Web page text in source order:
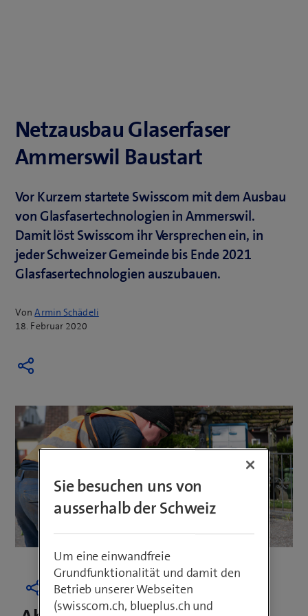
Netzausbau Glaserfaser
Ammerswil Baustart
Vor Kurzem startete Swisscom mit dem Ausbau
von Glasfasertechnologien in Ammerswil.
Damit löst Swisscom ihr Versprechen ein, in
jeder Schweizer Gemeinde bis Ende 2021
Glasfasertechnologien auszubauen.
VonArmin Schädeli
18. Februar 2020
Sie besuchen uns von
ausserhalb der Schweiz
Um eine einwandfreie
Grundfunktionalität und damit den
Betrieb unserer Webseiten
(swisscom.ch, blueplus.ch und